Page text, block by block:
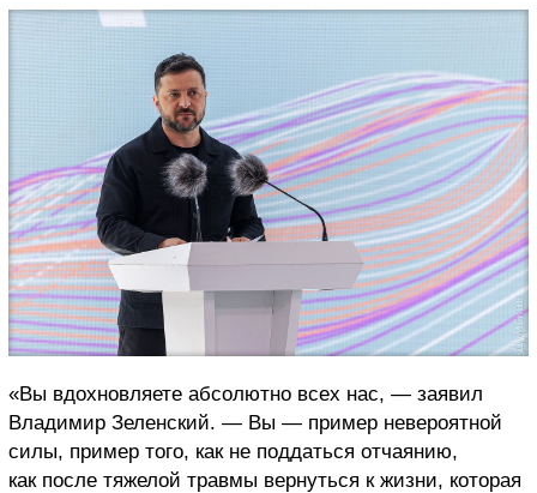
«Вы вдохновляете абсолютно всех нас, — заявил
Владимир Зеленский. — Вы — пример невероятной
силы, пример того, как не поддаться отчаянию,
как после тяжелой травмы вернуться к жизни, которая